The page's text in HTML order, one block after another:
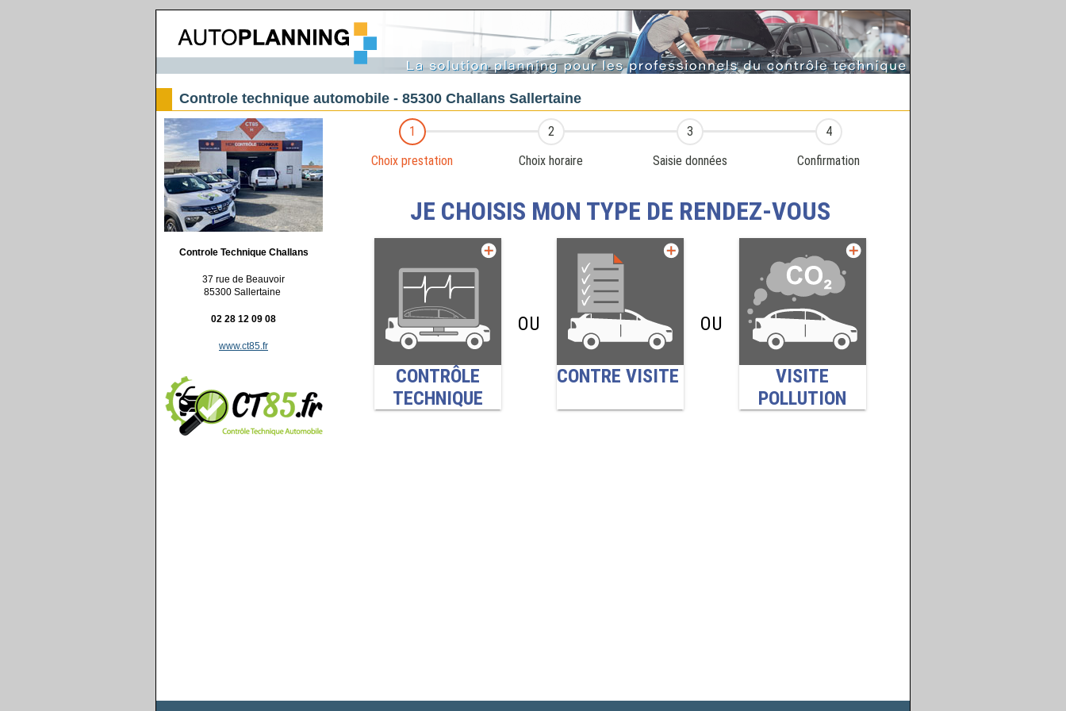
Controle technique automobile - 85300 Challans Sallertaine
Controle Technique Challans
37 rue de Beauvoir
85300 Sallertaine
02 28 12 09 08
www.ct85.fr